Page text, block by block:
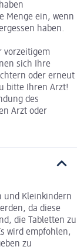
Menge ein, wenn
haben.
vorzeitigem
sich Ihre
oder erneut
bitte Ihren Arzt!
des
Arzt oder
und Kleinkindern
da diese
die Tabletten zu
wird empfohlen,
zu